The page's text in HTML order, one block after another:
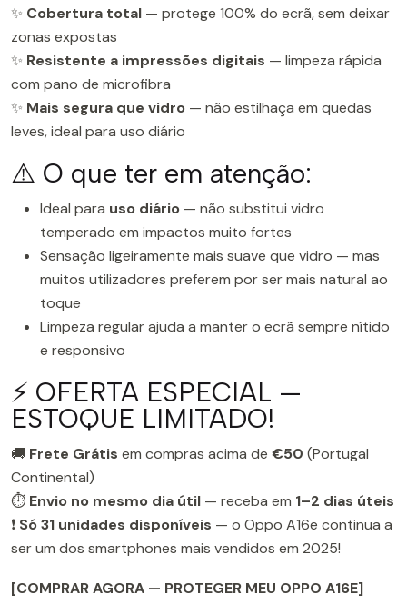
✨ Cobertura total — protege 100% do ecrã, sem deixar
zonas expostas
✨ Resistente a impressões digitais — limpeza rápida
com pano de microfibra
✨ Mais segura que vidro — não estilhaça em quedas
leves, ideal para uso diário
⚠️ O que ter em atenção:
Ideal para uso diário — não substitui vidro
temperado em impactos muito fortes
Sensação ligeiramente mais suave que vidro — mas
muitos utilizadores preferem por ser mais natural ao
toque
Limpeza regular ajuda a manter o ecrã sempre nítido
e responsivo
⚡ OFERTA ESPECIAL —
ESTOQUE LIMITADO!
🚚 Frete Grátis em compras acima de €50 (Portugal
Continental)
⏱️ Envio no mesmo dia útil — receba em 1–2 dias úteis
❗ Só 31 unidades disponíveis — o Oppo A16e continua a
ser um dos smartphones mais vendidos em 2025!
[COMPRAR AGORA — PROTEGER MEU OPPO A16E]